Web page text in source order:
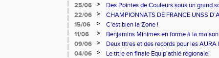
25/06
>
Des Pointes de Couleurs sous un grand
22/06
>
CHAMPIONNATS DE FRANCE UNSS
15/06
>
C'est bien la Zone !
11/06
>
Benjamins Minimes en forme à la
09/06
>
Deux titres et des records pour les
04/06
>
Le titre en finale Equip'athlé régionale!